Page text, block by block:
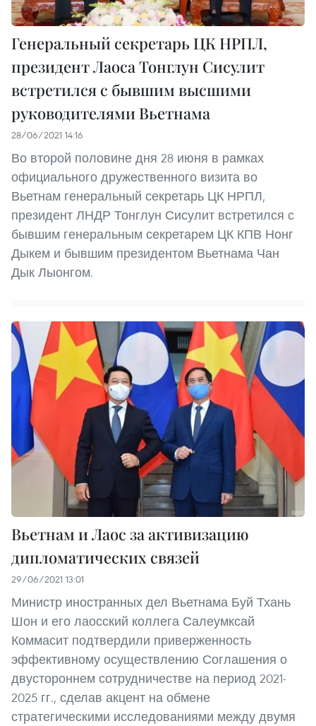
Генеральный секретарь ЦК НРПЛ,
президент Лаоса Тонглун Сисулит
встретился с бывшим высшими
руководителями Вьетнама
28/06/2021 14:16
Во второй половине дня 28 июня в рамках
официального дружественного визита во
Вьетнам генеральный секретарь ЦК НРПЛ,
президент ЛНДР Тонглун Сисулит встретился с
бывшим генеральным секретарем ЦК КПВ Нонг
Дыкем и бывшим президентом Вьетнама Чан
Дык Лыонгом.
Вьетнам и Лаос за активизацию
дипломатических связей
29/06/2021 13:01
Министр иностранных дел Вьетнама Буй Тхань
Шон и его лаосский коллега Салеумксай
Коммасит подтвердили приверженность
эффективному осуществлению Соглашения о
двустороннем сотрудничестве на период 2021-
2025 гг., сделав акцент на обмене
стратегическими исследованиями между двумя